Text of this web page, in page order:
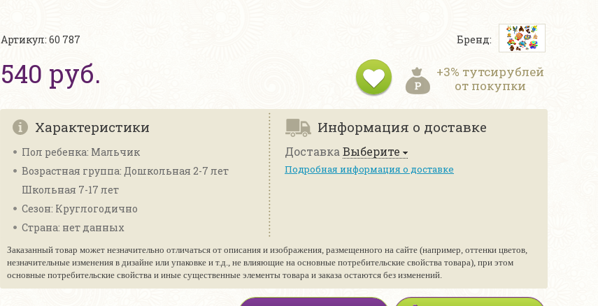
Артикул: 60 787
540 руб.
Бренд:
+3% тутсирублей
от покупки
Характеристики
Пол ребенка: Мальчик
Возрастная группа: Дошкольная 2-7 лет
Школьная 7-17 лет
Сезон: Круглогодично
Страна: нет данных
Информация о доставке
Доставка Выберите
Подробная информация о доставке
Заказанный товар может незначительно отличаться от описания и изображения, размещенного на сайте (например, оттенки цветов,
незначительные изменения в дизайне или упаковке и т.д., не влияющие на основные потребительские свойства товара), при этом
основные потребительские свойства и иные существенные элементы товара и заказа остаются без изменений.